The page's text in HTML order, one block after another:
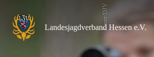
springen
Landesjagdverband Hessen e.V.
Kauer/DJV